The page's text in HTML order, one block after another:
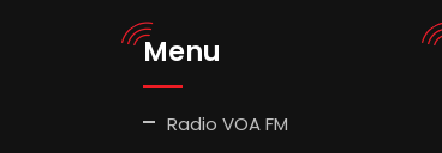
Menu
Radio VOA FM